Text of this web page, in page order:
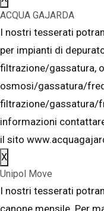
ACQUA GAJARDA
I nostri tesserati
per impianti di
filtrazione/gassatura,
osmosi/gassatura/
filtrazione/gassatura/
informazioni
il sito
X
Unipol Move
I nostri tesserati
canone mensile. Per